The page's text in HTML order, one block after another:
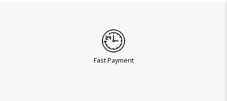
Fast Payment